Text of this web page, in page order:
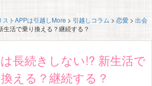
トAPPは引越しMore > 引越しコラム > 恋愛 > 出会
生活で乗り換える？継続する？
長続きしない!? 新生活で
える？継続する？